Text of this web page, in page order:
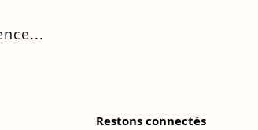
Restons connectés